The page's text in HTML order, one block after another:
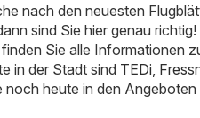
nach den neuesten
sind Sie hier genau
finden Sie alle Informationen
in der Stadt sind TEDi
noch heute in den